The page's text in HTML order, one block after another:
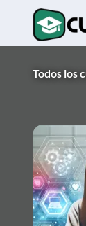
Todos los